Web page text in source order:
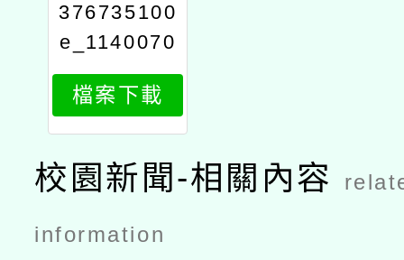
376735100
e_1140070
850_attach
1
檔案下載
校園新聞-相關內容
information